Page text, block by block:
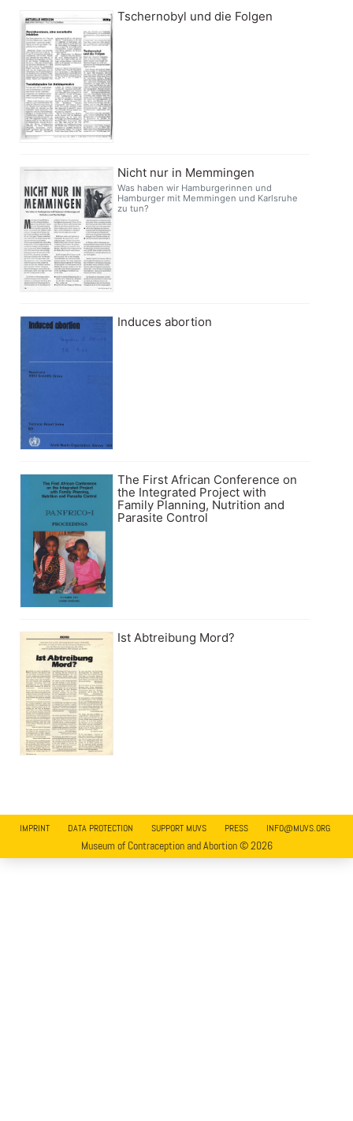
Tschernobyl und die Folgen
Nicht nur in Memmingen
Was haben wir Hamburgerinnen und
Hamburger mit Memmingen und Karlsruhe
zu tun?
Induces abortion
The First African Conference on
the Integrated Project with
Family Planning, Nutrition and
Parasite Control
Ist Abtreibung Mord?
IMPRINT DATA PROTECTION SUPPORT MUVS PRESS INFO@MUVS.ORG
Museum of Contraception and Abortion © 2026